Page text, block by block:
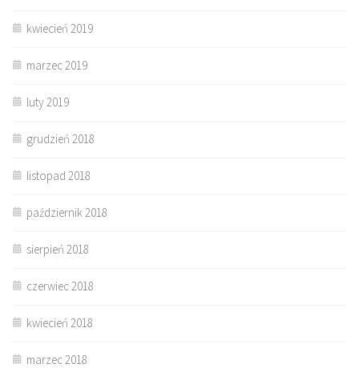
kwiecień 2019
marzec 2019
luty 2019
grudzień 2018
listopad 2018
październik 2018
sierpień 2018
czerwiec 2018
kwiecień 2018
marzec 2018